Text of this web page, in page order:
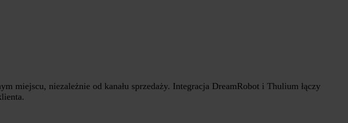
miejscu, niezależnie od kanału sprzedaży. Integracja DreamRobot i Thulium łączy